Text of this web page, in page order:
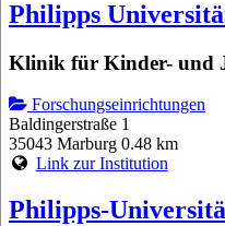
Philipps
Klinik für Kinder- und
Forschungseinrichtungen
Baldingerstraße 1
35043 Marburg 0.48 km
Link zur Institution
Philipps-